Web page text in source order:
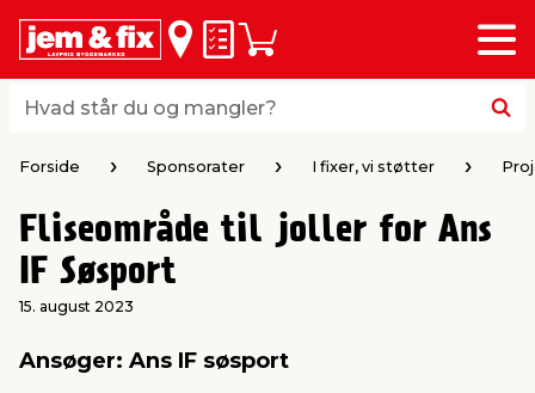
Hvad står du og mangler?
Hvad står du og mangler?
Huskeseddel
Indkøbskurv
Menu
loft & vægge
vinduer
& varme
& ophæng
& armatur
& kemikalier
af værktøj
maskiner
Forside Sponsorater I fixer, vi støtter
Fliseområde til joller for Ans
IF Søsport
15. august 2023
Ansøger: Ans IF søsport